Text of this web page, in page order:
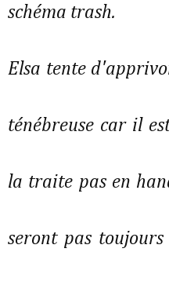
schéma trash.
Elsa tente
ténébreuse car il
la traite pas en
seront pas toujours